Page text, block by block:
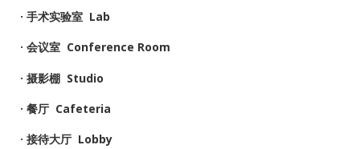
· 手术实验室 Lab
· 会议室 Conference Room
· 摄影棚 Studio
· 餐厅 Cafeteria
· 接待大厅 Lobby